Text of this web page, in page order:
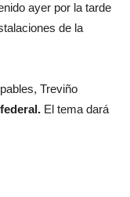
ayer por la tarde
de la
Treviño
El tema dará